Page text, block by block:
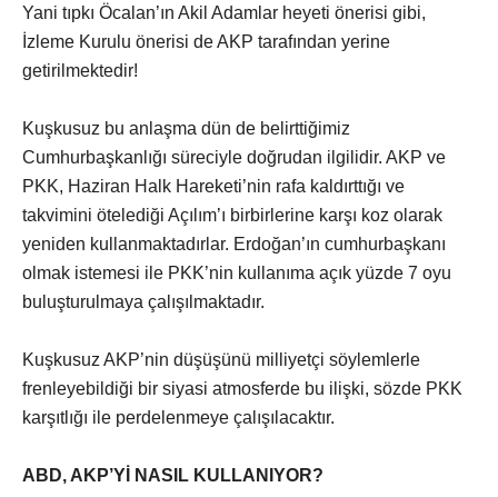
Yani tıpkı Öcalan’ın Akil Adamlar heyeti önerisi gibi,
İzleme Kurulu önerisi de AKP tarafından yerine
getirilmektedir!
Kuşkusuz bu anlaşma dün de belirttiğimiz
Cumhurbaşkanlığı süreciyle doğrudan ilgilidir. AKP ve
PKK, Haziran Halk Hareketi’nin rafa kaldırttığı ve
takvimini ötelediği Açılım’ı birbirlerine karşı koz olarak
yeniden kullanmaktadırlar. Erdoğan’ın cumhurbaşkanı
olmak istemesi ile PKK’nin kullanıma açık yüzde 7 oyu
buluşturulmaya çalışılmaktadır.
Kuşkusuz AKP’nin düşüşünü milliyetçi söylemlerle
frenleyebildiği bir siyasi atmosferde bu ilişki, sözde PKK
karşıtlığı ile perdelenmeye çalışılacaktır.
ABD, AKP’Yİ NASIL KULLANIYOR?